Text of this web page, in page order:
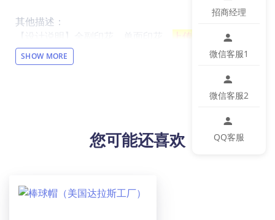
其他描述：
【设计说明】全副印花，单面印花。 上传图案不要用透
明底，定制区域请全幅填充满。
【材质说明】TPU软壳+PC塑料
【产品性能】防摔保护，双倍升级，满分抗摔，充分分
散手机收到的冲击力，独立按键，原机手感，灵敏操控
动，不易沾指纹手汗，易清洁。高清透亮，焕然一新，
比原机更好看，拆装无划痕，不变形，优质原料，不易
的设计，彰显您的魅力。手机壳上可以DIY上各种各样图
案，增加时尚的作用!保护手机作用，以防硬物在机身上
SHOW MORE
您可能还喜欢
招商经理
微信客服1
微信客服2
QQ客服